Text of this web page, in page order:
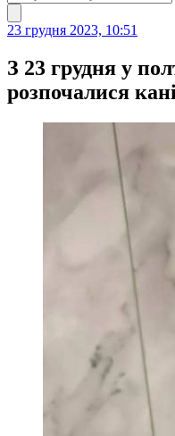
23 грудня 2023, 10:51
З 23 грудня у
розпочалися